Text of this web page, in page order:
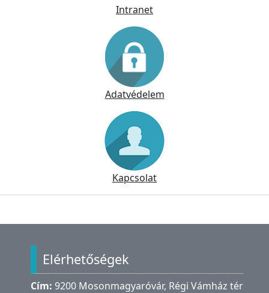
Intranet
Adatvédelem
Kapcsolat
Elérhetőségek
Cím: 9200 Mosonmagyaróvár, Régi Vámház tér